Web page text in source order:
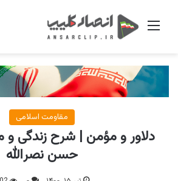
منو
مقاومت اسلامی
دلاور و مؤمن | شرح زندگی
حسن نصرالله